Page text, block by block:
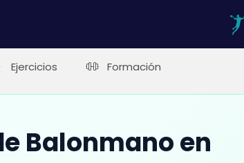
Ejercicios Formación
Balonmano en